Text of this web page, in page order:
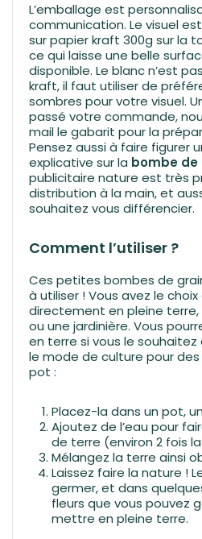
L’emballage est
communication. Le visuel
sur papier kraft 300g sur la
ce qui laisse une belle
disponible. Le blanc n’est
kraft, il faut utiliser de
sombres pour votre visuel.
passé votre commande,
mail le gabarit pour la
Pensez aussi à faire figurer
explicative sur la bombe de
publicitaire nature est très
distribution à la main, et
souhaitez vous différencier.
Comment l’utiliser ?
Ces petites bombes de
à utiliser ! Vous avez le
directement en pleine
ou une jardinière. Vous
en terre si vous le
le mode de culture pour
pot :
Placez-la dans un pot,
Ajoutez de l’eau pour
de terre (environ 2 fois
Mélangez la terre ainsi
Laissez faire la nature !
germer, et dans
fleurs que vous pouvez
mettre en pleine terre.